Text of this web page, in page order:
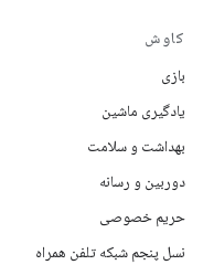
کاوش
بازی
یادگیری ماشین
بهداشت و سلامت
دوربین و رسانه
حریم خصوصی
نسل پنجم شبکه تلفن همراه